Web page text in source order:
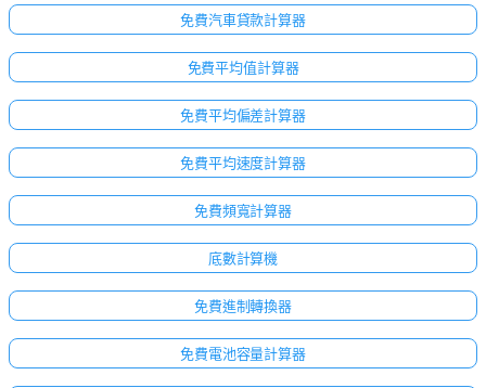
免費汽車貸款計算器
免費平均值計算器
免費平均偏差計算器
免費平均速度計算器
免費頻寬計算器
底數計算機
免費進制轉換器
免費電池容量計算器